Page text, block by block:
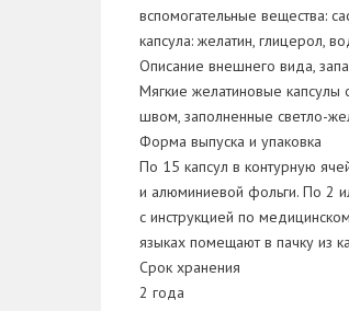
вспомогательные вещества:
капсула: желатин, глицерол,
Описание внешнего вида,
Мягкие желатиновые капсулы
швом, заполненные светло-
Форма выпуска и упаковка
По 15 капсул в контурную
и алюминиевой фольги. По 2
с инструкцией по
языках помещают в пачку из
Срок хранения
2 года